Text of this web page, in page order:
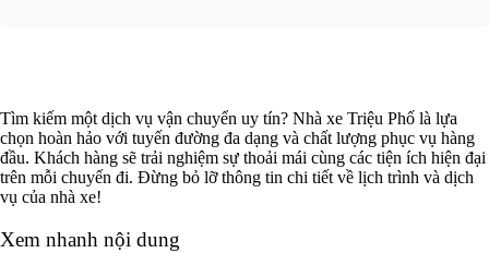
Tìm kiếm một dịch vụ vận chuyển uy tín? Nhà xe Triệu Phố là lựa
chọn hoàn hảo với tuyến đường đa dạng và chất lượng phục vụ hàng
đầu. Khách hàng sẽ trải nghiệm sự thoải mái cùng các tiện ích hiện đại
trên mỗi chuyến đi. Đừng bỏ lỡ thông tin chi tiết về lịch trình và dịch
vụ của nhà xe!
Xem nhanh nội dung